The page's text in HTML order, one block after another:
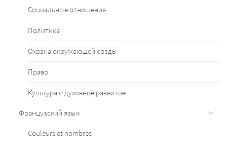
Социальные отношения
Политика
Охрана окружающей среды
Право
Культура и духовное развитие
Французский язык
Couleurs et nombres